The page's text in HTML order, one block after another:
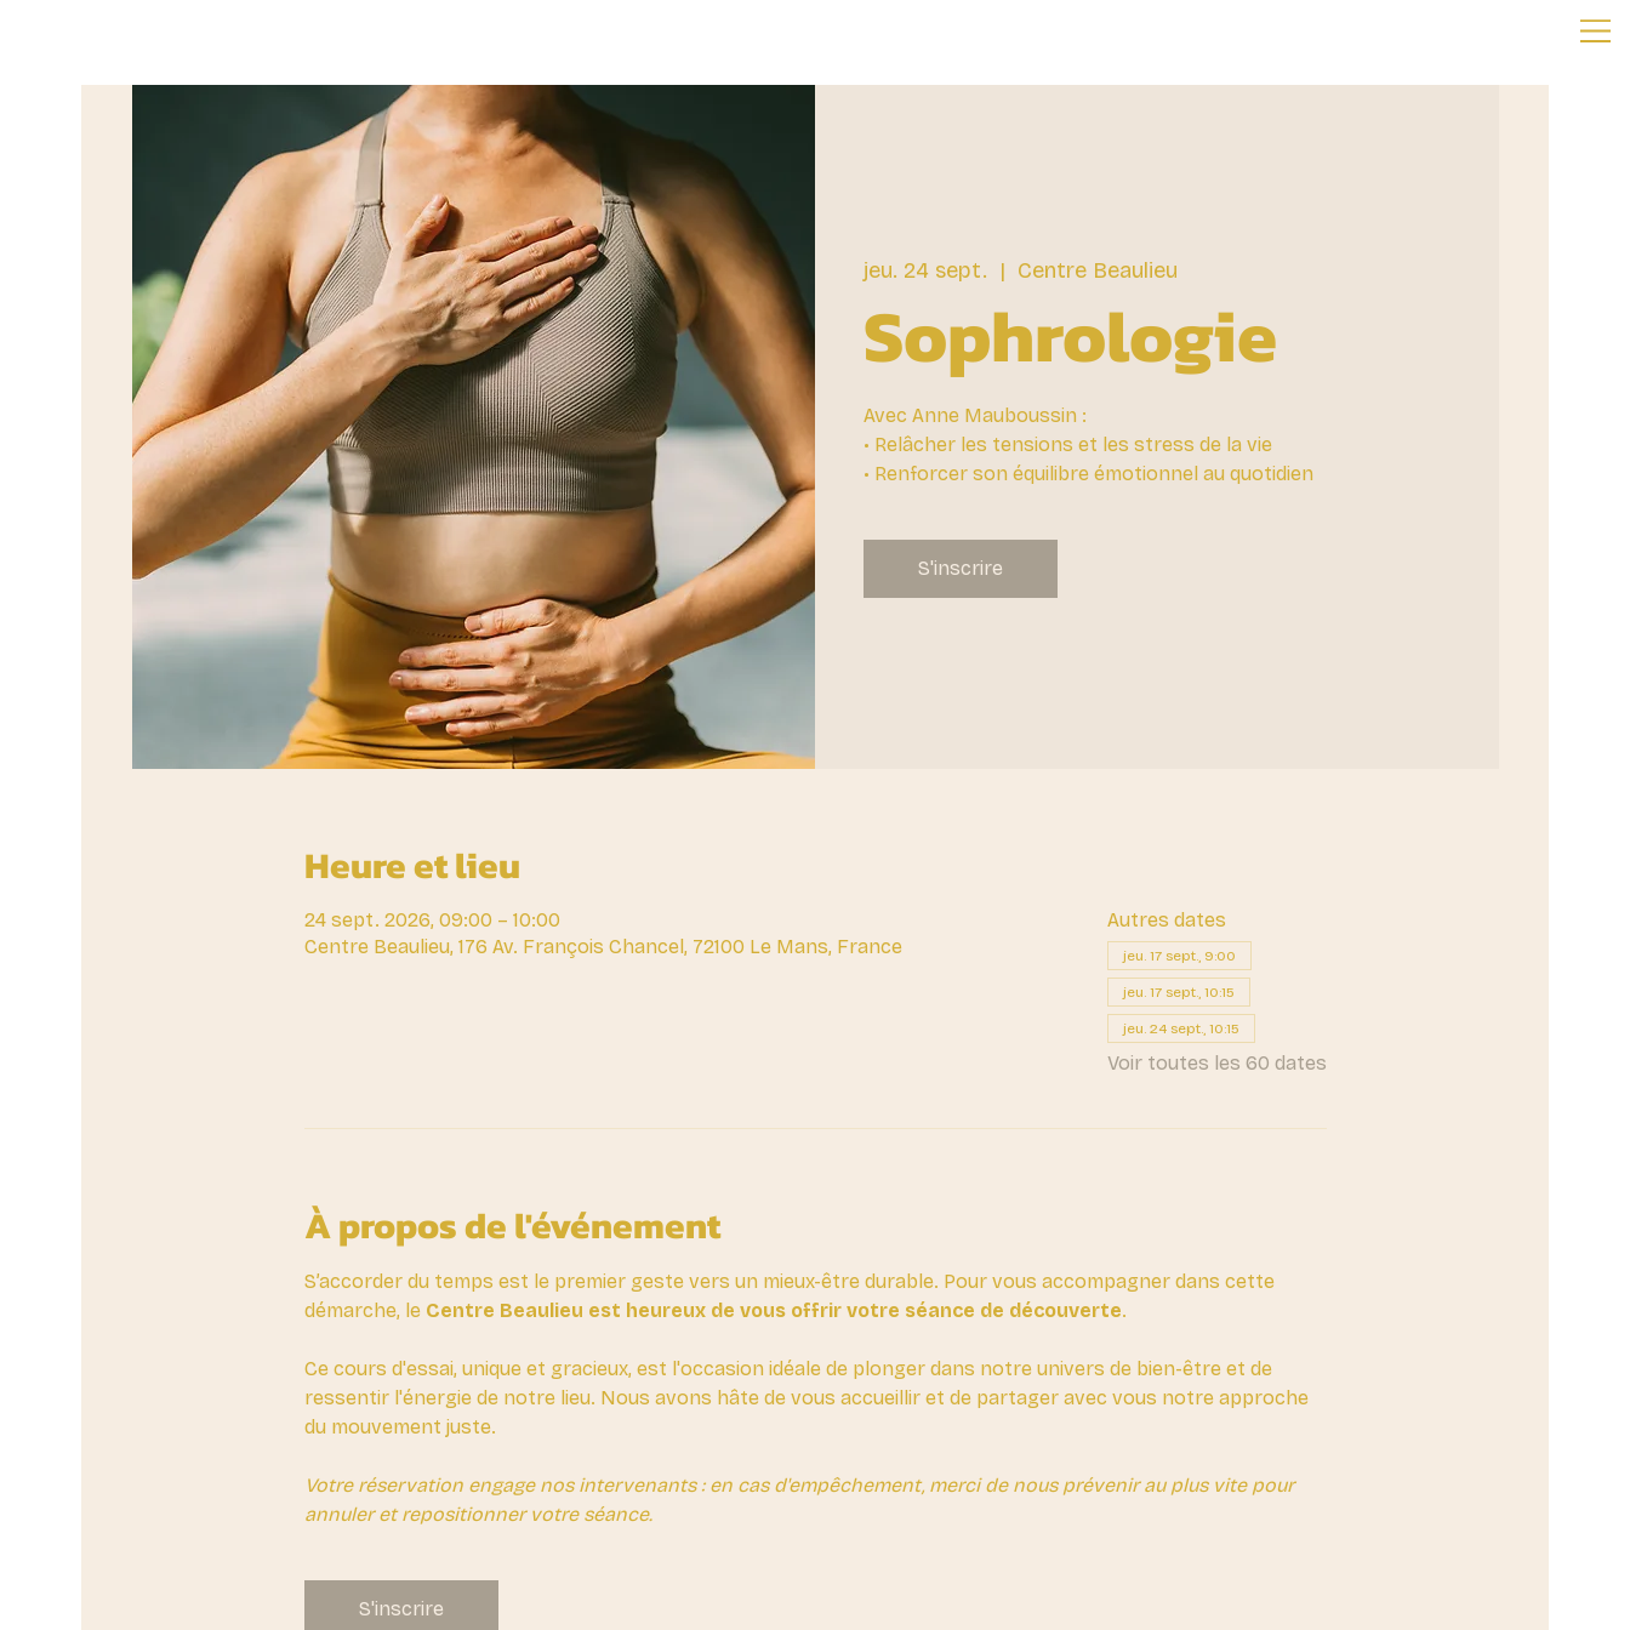
jeu. 24 sept.
  |
Centre Beaulieu
Sophrologie
Avec Anne Mauboussin :
• Relâcher les tensions et les stress de la vie
• Renforcer son équilibre émotionnel au quotidien
S'inscrire
Heure et lieu
24 sept. 2026, 09:00 – 10:00
Centre Beaulieu, 176 Av. François Chancel, 72100 Le Mans, France
Autres dates
jeu. 17 sept., 9:00
jeu. 17 sept., 10:15
jeu. 24 sept., 10:15
Voir toutes les 60 dates
À propos de l'événement
S’accorder du temps est le premier geste vers un mieux-être durable. Pour vous accompagner dans cette
démarche, le Centre Beaulieu est heureux de vous offrir votre séance de découverte.
Ce cours d'essai, unique et gracieux, est l'occasion idéale de plonger dans notre univers de bien-être et de
ressentir l'énergie de notre lieu. Nous avons hâte de vous accueillir et de partager avec vous notre approche
du mouvement juste.
Votre réservation engage nos intervenants : en cas d'empêchement, merci de nous prévenir au plus vite pour
annuler et repositionner votre séance.
S'inscrire